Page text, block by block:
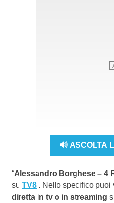
🔊 ASCOLTA
“Alessandro Borghese – 4
su TV8 . Nello specifico puoi
diretta in tv o in streaming